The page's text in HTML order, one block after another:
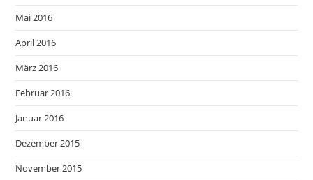
Mai 2016
April 2016
März 2016
Februar 2016
Januar 2016
Dezember 2015
November 2015